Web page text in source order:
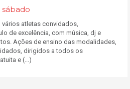
sábado
atletas convidados,
de excelência, com música, dj e
Ações de ensino das modalidades,
dirigidos a todos os
e (...)